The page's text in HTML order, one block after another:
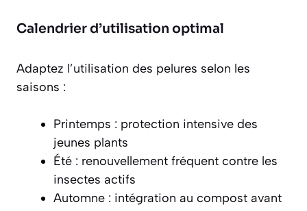
Calendrier d’utilisation optimal
Adaptez l’utilisation des pelures selon les
saisons :
Printemps : protection intensive des
jeunes plants
Été : renouvellement fréquent contre les
insectes actifs
Automne : intégration au compost avant